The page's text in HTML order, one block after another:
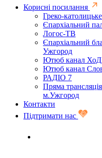
Корисні посилання
Греко-
Єпархіальний
Логос-ТВ
Єпархіальний
Ужгород
Ютюб канал
Ютюб канал
РАДІО 7
Пряма
м.Ужгород
Контакти
Підтримати нас